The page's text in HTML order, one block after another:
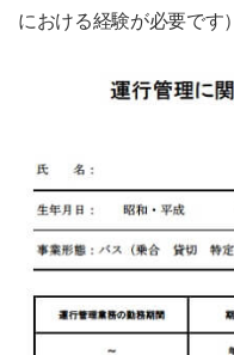
における経験が必要です）